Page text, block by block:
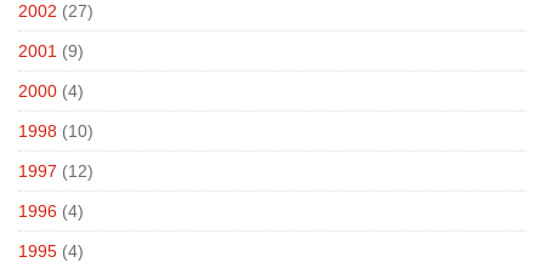
2002 (27)
2001 (9)
2000 (4)
1998 (10)
1997 (12)
1996 (4)
1995 (4)